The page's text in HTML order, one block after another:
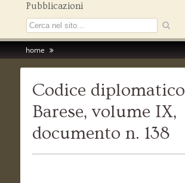
Pubblicazioni
home
Codice diplomatico
Barese, volume IX,
documento n. 138